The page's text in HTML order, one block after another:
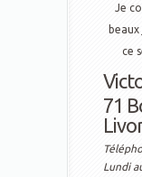
Je
ce
71
Lundi